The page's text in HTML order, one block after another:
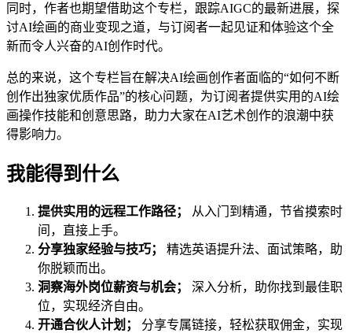
同时，作者也期望借助这个专栏，跟踪AIGC的最新进展，探
讨AI绘画的商业变现之道，与订阅者一起见证和体验这个全
新而令人兴奋的AI创作时代。
总的来说，这个专栏旨在解决AI绘画创作者面临的“如何不断
创作出独家优质作品”的核心问题，为订阅者提供实用的AI绘
画操作技能和创意思路，助力大家在AI艺术创作的浪潮中获
得影响力。
我能得到什么
提供实用的远程工作路径；
从入门到精通，节省摸索时
间，直接上手。
分享独家经验与技巧；
精选英语提升法、面试策略，助
你脱颖而出。
洞察海外岗位薪资与机会；
深入分析，助你找到最佳职
位，实现经济自由。
开通合伙人计划；
分享专属链接，轻松获取佣金，实现